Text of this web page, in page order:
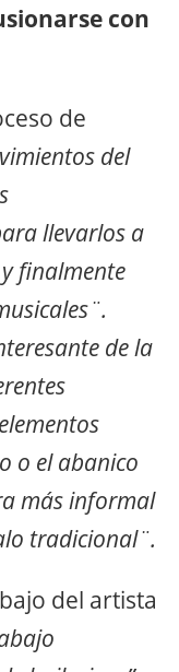
con
de
del
llevarlos a
finalmente
de la
o el abanico
más informal
tradicional¨.
del artista